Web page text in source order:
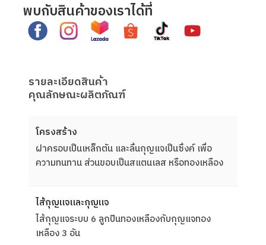
พบกับสินค้าของเราได้ที่
รายละเอียดสินค้า
คุณลักษณะผลิตภัณฑ์
โครงสร้าง
ฝาครอบเป็นเหล็กตัน และลิ้นกุญแจเป็นซิ้งค์ เพื่อ
ความทนทาน ส่วนขอบเป็นสแตนเลส หรือทองเหลือง
ไส้กุญแจและกุญแจ
ไส้กุญแจระบบ 6 ลูกปืนทองเหลืองกับกุญแจทอง
เหลือง 3 อัน